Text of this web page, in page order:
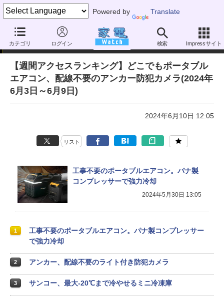
Powered by Translate
カテゴリ ログイン 検索 Impressサイト
アクセスランキング
【週間アクセスランキング】どこでもポータブル
エアコン、配線不要のアンカー防犯カメラ(2024年
6月3日～6月9日)
2024年6月10日 12:05
リスト
工事不要のポータブルエアコン。パナ製
コンプレッサーで強力冷却
2024年5月30日 13:05
1
工事不要のポータブルエアコン。パナ製コンプレッサー
で強力冷却
2 アンカー、配線不要のライト付き防犯カメラ
3 サンコー、最大-20℃まで冷やせるミニ冷凍庫